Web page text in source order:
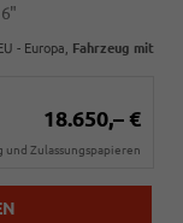
- Europa, Fahrzeug mit
18.650,– €
und Zulassungspapieren